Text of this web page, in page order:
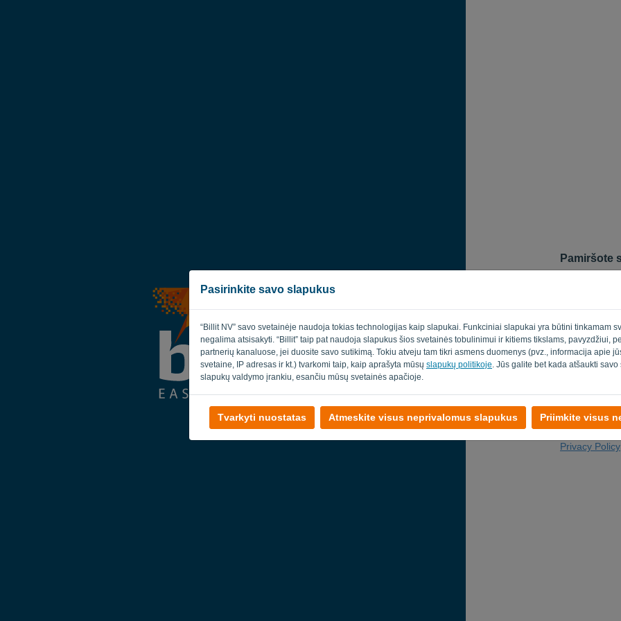
Pasirinkite savo slapukus
“Billit NV” savo svetainėje naudoja tokias technologijas kaip slapukai. Funkciniai slapukai yra būtini tinkamam
negalima atsisakyti. “Billit” taip pat naudoja slapukus šios svetainės tobulinimui ir kitiems tikslams, pavyzdžiui,
partnerių kanaluose, jei duosite savo sutikimą. Tokiu atveju tam tikri asmens duomenys (pvz., informacija apie
svetaine, IP adresas ir kt.) tvarkomi taip, kaip aprašyta mūsų slapukų politikoje . Jūs galite bet kada atšaukti
slapukų valdymo įrankiu, esančiu mūsų svetainės apačioje.
Tvarkyti nuostatas Atmeskite visus neprivalomus slapukus Priimkite visus
Pamiršote
Norėdami iš
naudojate
Paštu
Grįžti į
Privacy Policy